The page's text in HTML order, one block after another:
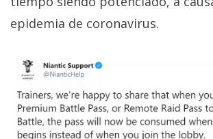
epidemia de coronavirus.